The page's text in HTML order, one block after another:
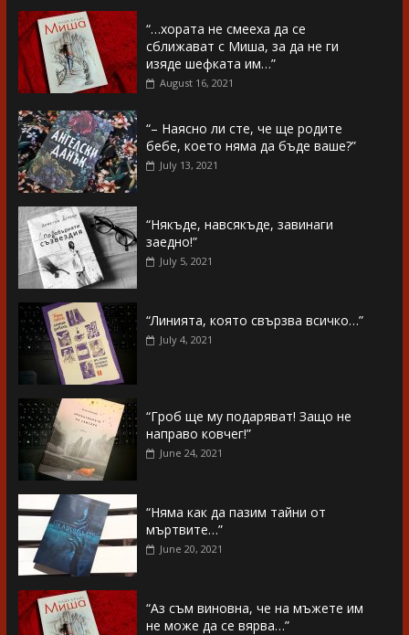
“…хората не смееха да се
сближават с Миша, за да не ги
изяде шефката им…”
August 16, 2021
“– Наясно ли сте, че ще родите
бебе, което няма да бъде ваше?”
July 13, 2021
“Някъде, навсякъде, завинаги
заедно!”
July 5, 2021
“Линията, която свързва всичко…”
July 4, 2021
“Гроб ще му подаряват! Защо не
направо ковчег!”
June 24, 2021
“Няма как да пазим тайни от
мъртвите…”
June 20, 2021
“Аз съм виновна, че на мъжете им
не може да се вярва…”